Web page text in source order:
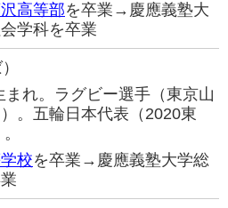
高等部を卒業→慶應義塾大
学科を卒業
まれ。ラグビー選手（東京山
。五輪日本代表（2020東
校を卒業→慶應義塾大学総